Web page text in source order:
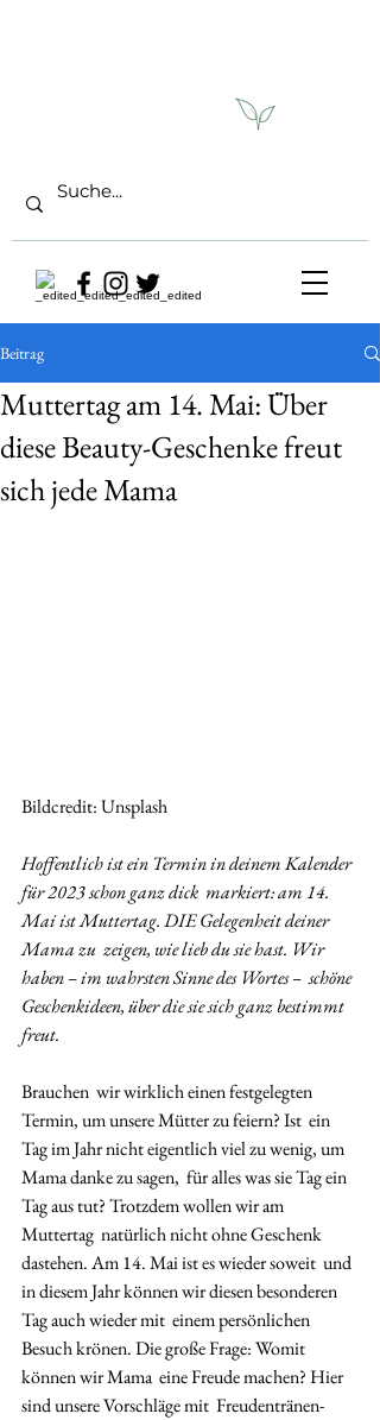
Beitrag
Muttertag am 14. Mai: Über
diese Beauty-Geschenke freut
sich jede Mama
Bildcredit: Unsplash
Hoffentlich ist ein Termin in deinem Kalender
für 2023 schon ganz dick  markiert: am 14.
Mai ist Muttertag. DIE Gelegenheit deiner
Mama zu  zeigen, wie lieb du sie hast. Wir
haben – im wahrsten Sinne des Wortes –  schöne
Geschenkideen, über die sie sich ganz bestimmt
freut.
Brauchen  wir wirklich einen festgelegten
Termin, um unsere Mütter zu feiern? Ist  ein
Tag im Jahr nicht eigentlich viel zu wenig, um
Mama danke zu sagen,  für alles was sie Tag ein
Tag aus tut? Trotzdem wollen wir am
Muttertag  natürlich nicht ohne Geschenk
dastehen. Am 14. Mai ist es wieder soweit  und
in diesem Jahr können wir diesen besonderen
Tag auch wieder mit  einem persönlichen
Besuch krönen. Die große Frage: Womit
können wir Mama  eine Freude machen? Hier
sind unsere Vorschläge mit  Freudentränen-